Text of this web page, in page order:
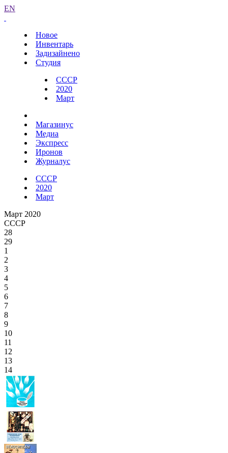
EN
Новое
Инвентарь
Задизайнено
Студия
СССР
2020
Март
Магазинус
Медиа
Экспресс
Иронов
Журналус
СССР
2020
Март
Март 2020
СССР
28
29
1
2
3
4
5
6
7
8
9
10
11
12
13
14